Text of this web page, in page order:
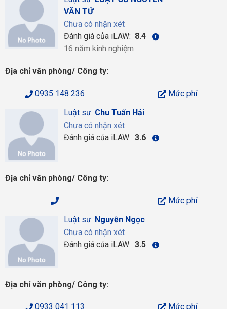
VĂN TỨ
Chưa có nhận xét
Đánh giá của iLAW: 8.4
16 năm kinh nghiệm
Địa chỉ văn phòng/ Công ty:
0935 148 236
Mức phí
Luật sư: Chu Tuấn Hải
Chưa có nhận xét
Đánh giá của iLAW: 3.6
Địa chỉ văn phòng/ Công ty:
Mức phí
Luật sư: Nguyễn Ngọc
Chưa có nhận xét
Đánh giá của iLAW: 3.5
Địa chỉ văn phòng/ Công ty:
0933 041 113 Mức phí